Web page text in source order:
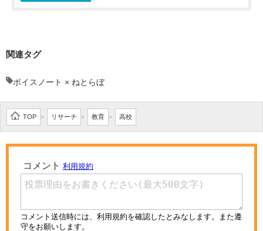
関連タグ
ボイスノート × ねとらぼ
TOP > リサーチ > 教育 > 高校